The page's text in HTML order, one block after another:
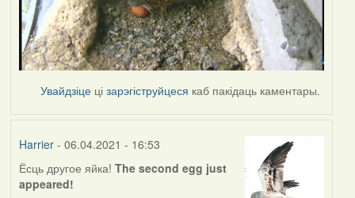
Увайдзіце цізарэгіструйцеся каб пакідаць каментары.
Harrier- 06.04.2021 - 16:53
Ёсць другое яйка! The second egg just
appeared!